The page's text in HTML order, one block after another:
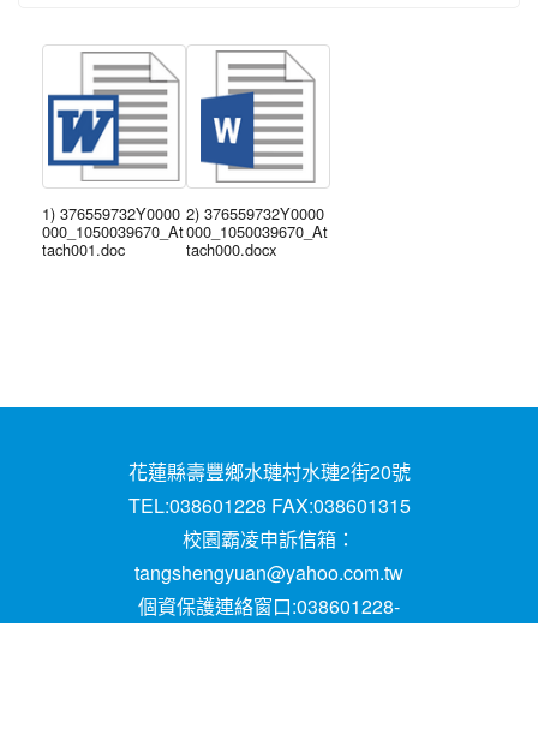
1) 376559732Y0000
000_1050039670_At
tach001.doc
2) 376559732Y0000
000_1050039670_At
tach000.docx
花蓮縣壽豐鄉水璉村水璉2街20號
TEL:038601228 FAX:038601315
校園霸凌申訴信箱：
tangshengyuan@yahoo.com.tw
個資保護連絡窗口:038601228-